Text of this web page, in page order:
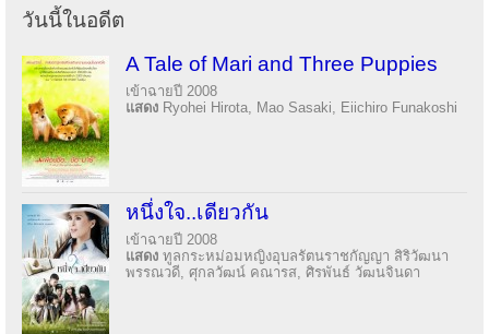
วันนี้ในอดีต
A Tale of Mari and Three Puppies
เข้าฉายปี 2008
แสดง Ryohei Hirota, Mao Sasaki, Eiichiro Funakoshi
หนึ่งใจ..เดียวกัน
เข้าฉายปี 2008
แสดง ทูลกระหม่อมหญิงอุบลรัตนราชกัญญา สิริวัฒนา
พรรณวดี, ศุกลวัฒน์ คณารส, ศิรพันธ์ วัฒนจินดา